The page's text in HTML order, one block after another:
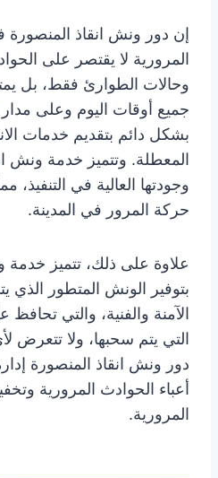
إن دور ونش انقاذ
المرورية لا يقتصر على
وحالات الطوارئ فقط، بل
جميع أوقات اليوم وعلى
بشكل دائم بتقديم خدمات
المعطلة. وتتميز خدمة ونش
وجودتها العالية في
حركة المرور في المدينة.
علاوة على ذلك، تتميز خدمة
بتوفير الونش المتطور الذي
الآمنة والفنية، والتي
التي يتم سحبها، ولا تتعرض
دور ونش انقاذ المنصورة
أعباء الحوادث المرورية
المرورية.